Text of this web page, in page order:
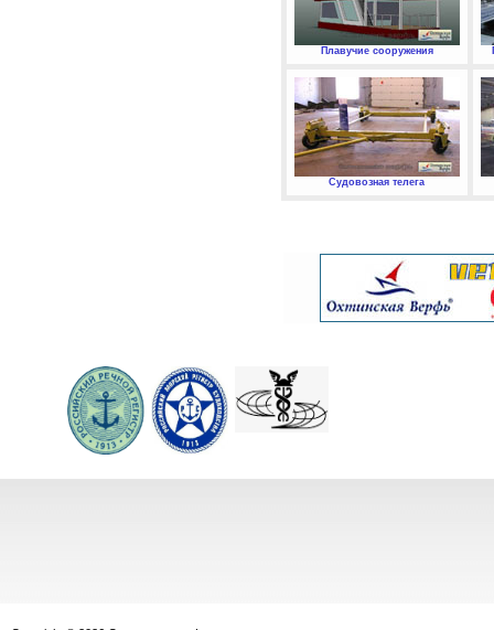
Плавучие сооружения
Судовозная телега